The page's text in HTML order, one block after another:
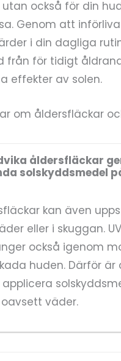
också för din
Genom att införliva
i din dagliga
från för tidigt
effekter av solen.
om åldersfläckar
åldersfläckar
solskyddsmedel
kan även
eller i skuggan.
också igenom
huden. Därför är
väder.